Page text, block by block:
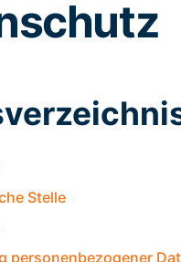
Stelle
personenbezogener